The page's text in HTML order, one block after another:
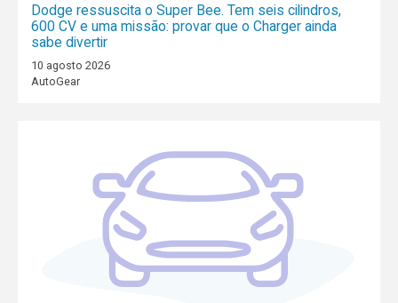
Dodge ressuscita o Super Bee. Tem seis cilindros,
600 CV e uma missão: provar que o Charger ainda
sabe divertir
10 agosto 2026
AutoGear